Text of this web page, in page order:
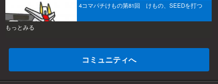
4コマパチけもの第81回 けもの、SEEDを打つ
もっとみる
コミュニティへ